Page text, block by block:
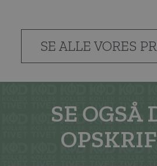
SE ALLE VORES
SE OGSÅ